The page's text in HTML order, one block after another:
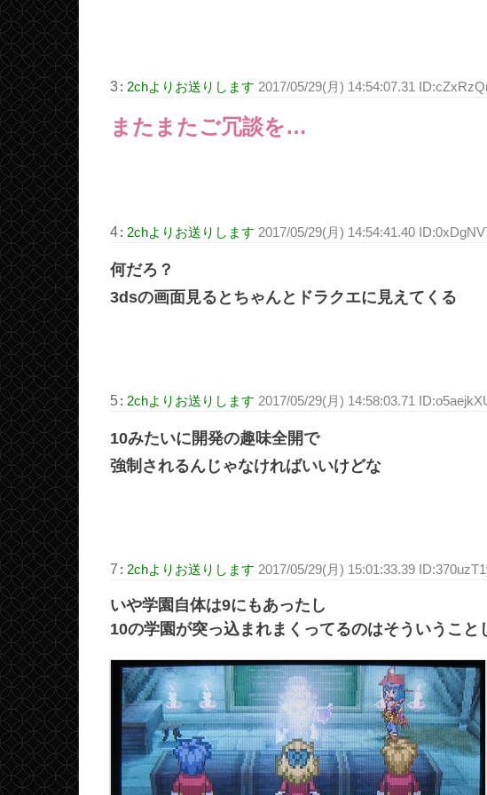
3: 2chよりお送りします 2017/05/29(月) 14:54:07.31
またまたご冗談を…
4: 2chよりお送りします 2017/05/29(月) 14:54:41.40
何だろ？
3dsの画面見るとちゃんとドラクエに見えてくる
5: 2chよりお送りします 2017/05/29(月) 14:58:03.71
10みたいに開発の趣味全開で
強制されるんじゃなければいいけどな
7 : 2chよりお送りします 2017/05/29(月) 15:01:33.39
いや学園自体は9にもあったし
10の学園が突っ込まれまくってるのはそういうこと